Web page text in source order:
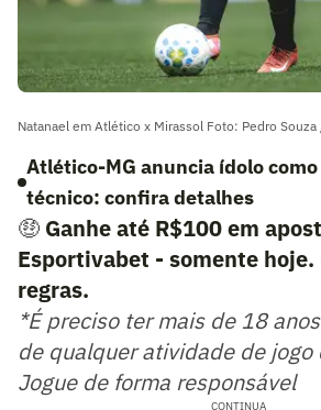
Natanael em Atlético x Mirassol Foto: Pedro
Atlético-MG anuncia ídolo
técnico: confira detalhes
🤑 Ganhe até R$100 em
Esportivabet - somente hoje.
regras.
*É preciso ter mais de 18
de qualquer atividade de jogo
Jogue de forma responsável
CONTINUA